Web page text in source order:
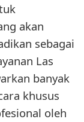
akan
sebagai
Las
banyak
khusus
oleh